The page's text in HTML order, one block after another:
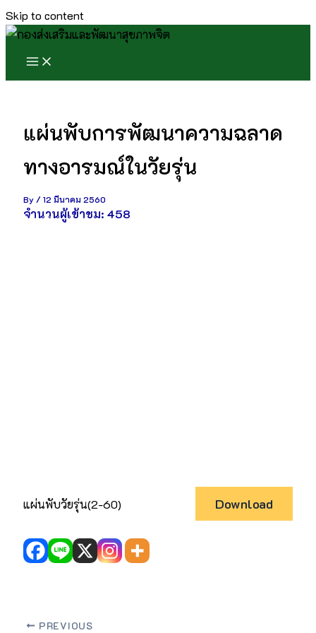
Skip to content
แผ่นพับการพัฒนาความฉลาด
ทางอารมณ์ในวัยรุ่น
By /12 มีนาคม 2560
จำนวนผู้เข้าชม: 458
แผ่นพับวัยรุ่น(2-60) Download
PREVIOUS